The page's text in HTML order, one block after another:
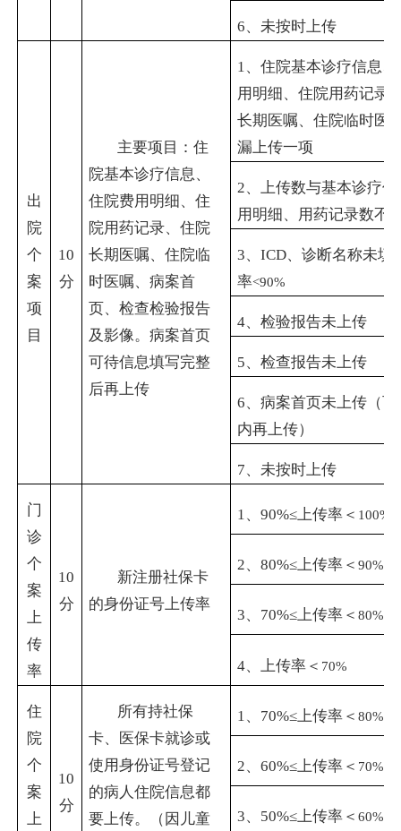
6、未按时上传
出
院
个
案
项
目
10
分
主要项目：住
院基本诊疗信息、
住院费用明细、住
院用药记录、住院
长期医嘱、住院临
时医嘱、病案首
页、检查检验报告
及影像。病案首页
可待信息填写完整
后再上传
1、住院基本诊疗信息
用明细、住院用药记录
长期医嘱、住院临时医
漏上传一项
2、上传数与基本诊疗
用明细、用药记录数不
3、ICD、诊断名称未填
率<90%
4、检验报告未上传
5、检查报告未上传
6、病案首页未上传（可
内再上传）
7、未按时上传
门
诊
个
案
上
传
率
10
分
新注册社保卡
的身份证号上传率
1、90%≤上传率＜ 100%
2、80%≤上传率＜90%
3、 70%≤上传率＜80%
4、上传率＜ 70%
住
院
个
案
上
10
分
所有持社保
卡、医保卡就诊或
使用身份证号登记
的病人住院信息都
要上传。（因儿童
1、 70%≤上传率＜80%
2、60%≤上传率＜ 70%
3、 50%≤上传率＜60%